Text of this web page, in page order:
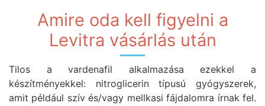
Amire oda kell figyelni a
Levitra vásárlás után
Tilos a vardenafil alkalmazása ezekkel a
készítményekkel: nitroglicerin típusú gyógyszerek,
amit például szív és/vagy mellkasi fájdalomra írnak fel.